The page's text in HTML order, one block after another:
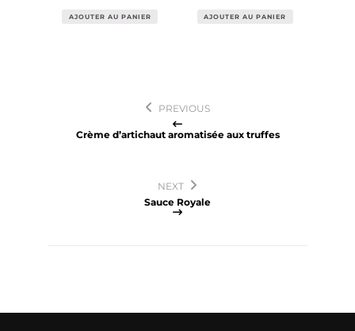
AJOUTER AU PANIER AJOUTER AU PANIER
NavigationPREVIOUS
Crème d’artichaut aromatisée aux truffes
NEXT
Sauce Royale